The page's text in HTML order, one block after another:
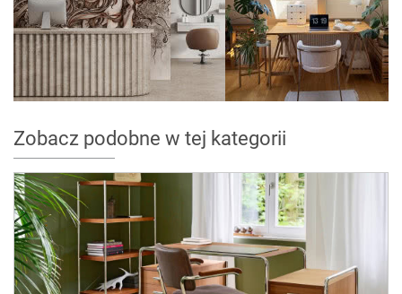
Zobacz podobne w tej kategorii